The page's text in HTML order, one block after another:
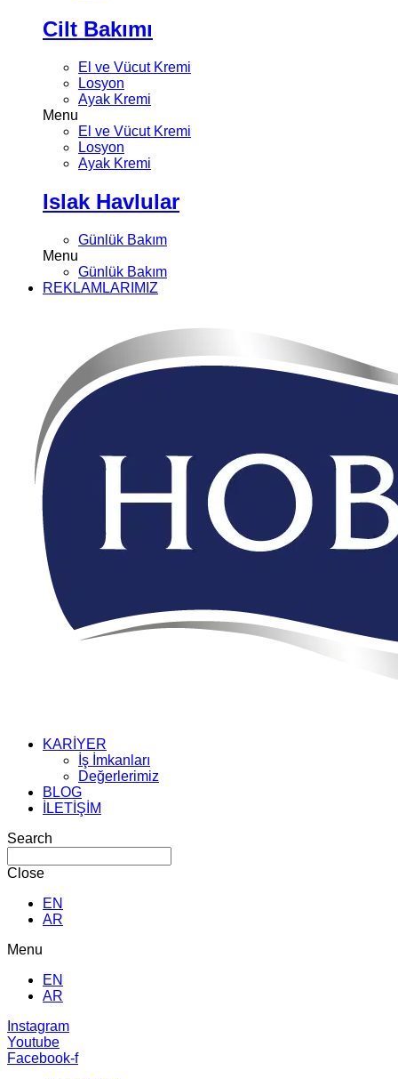
Cilt Bakımı
El ve Vücut Kremi
Losyon
Ayak Kremi
Menu
El ve Vücut Kremi
Losyon
Ayak Kremi
Islak Havlular
Günlük Bakım
Menu
Günlük Bakım
REKLAMLARIMIZ
KARİYER
İş İmkanları
Değerlerimiz
BLOG
İLETİŞİM
Search
Close
EN
AR
Menu
EN
AR
Instagram
Youtube
Facebook-f